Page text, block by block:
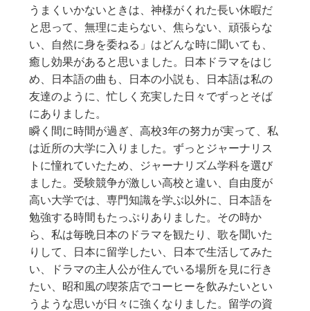
うまくいかないときは、神様がくれた長い休暇だ
と思って、無理に走らない、焦らない、頑張らな
い、自然に身を委ねる」はどんな時に聞いても、
癒し効果があると思いました。日本ドラマをはじ
め、日本語の曲も、日本の小説も、日本語は私の
友達のように、忙しく充実した日々でずっとそば
にありました。
瞬く間に時間が過ぎ、高校3年の努力が実って、私
は近所の大学に入りました。ずっとジャーナリス
トに憧れていたため、ジャーナリズム学科を選び
ました。受験競争が激しい高校と違い、自由度が
高い大学では、専門知識を学ぶ以外に、日本語を
勉強する時間もたっぷりありました。その時か
ら、私は毎晩日本のドラマを観たり、歌を聞いた
りして、日本に留学したい、日本で生活してみた
い、ドラマの主人公が住んでいる場所を見に行き
たい、昭和風の喫茶店でコーヒーを飲みたいとい
うような思いが日々に強くなりました。留学の資